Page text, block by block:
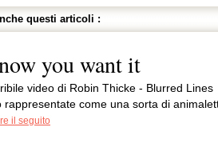
questi articoli :
you want it
video di Robin Thicke - Blurred Lines
come una sorta di
il seguito